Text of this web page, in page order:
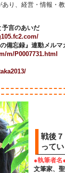
り、経営・情報・
言のあいだ
備忘録』連動メル
m/P0007731.html
戦後
って
●執筆者名
文筆家、